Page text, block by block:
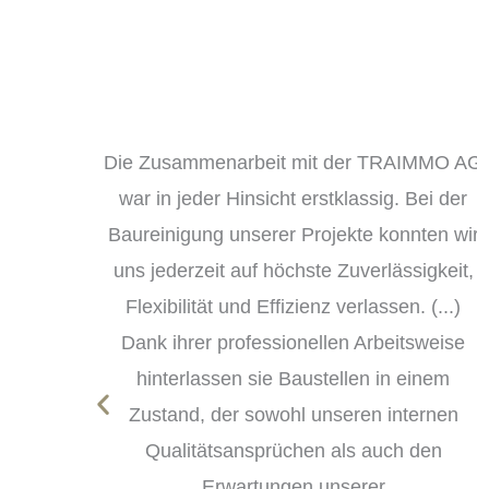
Wir haben seit mehr als drei Jahren
Erfahrung mit den
Reinigungsdienstleistungen von Traimmo.
Die Arbeiten werden immer sehr
zuverlässig, persönlich und stets tadellos
erfüllt. Wir können Traimmo nur
weiterempfehlen. RA Simon Gassmann, VR
GRAG